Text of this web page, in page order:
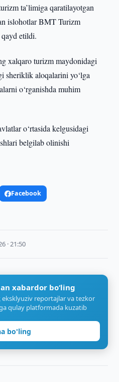
ta’limiga qaratilayotgan
islohotlar BMT Turizm
etildi.
xalqaro turizm maydonidagi
sheriklik aloqalarini yo‘lga
o‘rganishda muhim
o‘rtasida kelgusidagi
belgilab olinishi
Facebook
· 21:50
xabardor bo‘ling
eksklyuziv reportajlar va tezkor
qulay platformada kuzatib
bo'ling